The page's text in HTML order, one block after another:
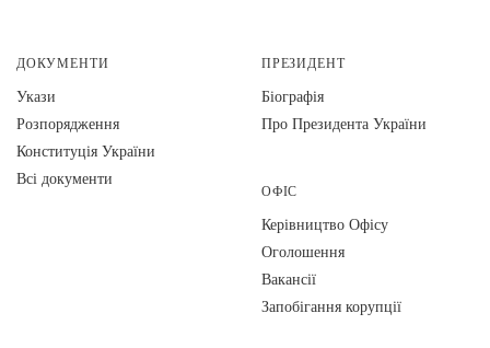
ДОКУМЕНТИ
Укази
Розпорядження
Конституція України
Всі документи
ПРЕЗИДЕНТ
Біографія
Про Президента України
ОФІС
Керівництво Офісу
Оголошення
Вакансії
Запобігання корупції